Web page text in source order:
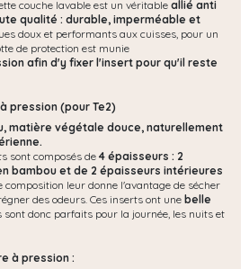
couche lavable est un véritable allié anti
qualité : durable, imperméable et
doux et performants aux cuisses, pour un
de protection est munie
afin d'y fixer l'insert pour qu'il reste
pression (pour Te2)
matière végétale douce, naturellement
sont composés de 4 épaisseurs : 2
bambou et de 2 épaisseurs intérieures
composition leur donne l'avantage de sécher
des odeurs. Ces inserts ont une belle
sont donc parfaits pour la journée, les nuits et
à pression :